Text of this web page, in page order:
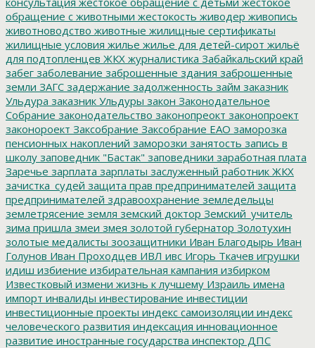
обращение с животными жестокость живодер живопись
животноводство животные жилищные сертификаты
жилищные условия жилье жилье для детей-сирот жильё
для подтопленцев ЖКХ журналистика Забайкальский край
забег заболевание заброшенные здания заброшенные
земли ЗАГС задержание задолженность займ заказник
Ульдура заказник Ульдуры закон Законодательное
Собрание законодательство законопреокт законопроект
законороект Заксобрание Заксобрание ЕАО заморозка
пенсионных накоплений заморозки занятость запись в
школу заповедник "Бастак" заповедники заработная плата
Заречье зарплата зарплаты заслуженный работник ЖКХ
зачистка_судей защита прав предпринимателей защита
предпринимателей здравоохранение земледельцы
землетрясение земля земский доктор Земский_учитель
зима пришла змеи змея золотой губернатор Золотухин
золотые медалисты зоозащитники Иван Благодырь Иван
Голунов Иван Проходцев ИВЛ ивс Игорь Ткачев игрушки
идиш избиение избирательная кампания избирком
Известковый измени жизнь к лучшему Израиль имена
импорт инвалиды инвестирование инвестиции
инвестиционные проекты индекс самоизоляции индекс
человеческого развития индексация инновационное
развитие иностранные государства инспектор ДПС